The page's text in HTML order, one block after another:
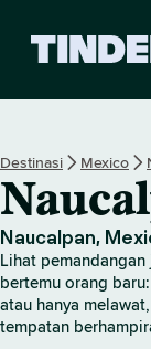
Destinasi Mexico
Naucalpan,
Lihat
bertemu orang
atau hanya
tempatan